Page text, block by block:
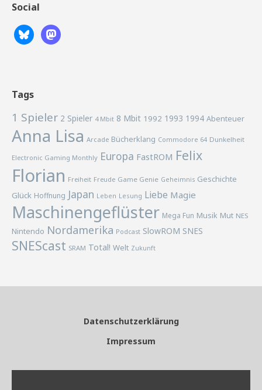
Social
Tags
1 Spieler 2 Spieler 4 Mbit 8 Mbit 1992 1993 1994 Abenteuer
Anna Lisa Arcade Bücherklang Commodore 64 Dunkelheit
Electronic Gaming Monthly Europa FastROM Felix
Florian Freiheit Freude Game Genie Geheimnis Geschichte
Glück Hoffnung Japan Leben Lesung Liebe Magie
Maschinengeflüster Mega Fun Musik Mut NES
Nintendo Nordamerika Podcast SlowROM SNES
SNEScast SRAM Total! Welt Zukunft
Datenschutzerklärung
Impressum